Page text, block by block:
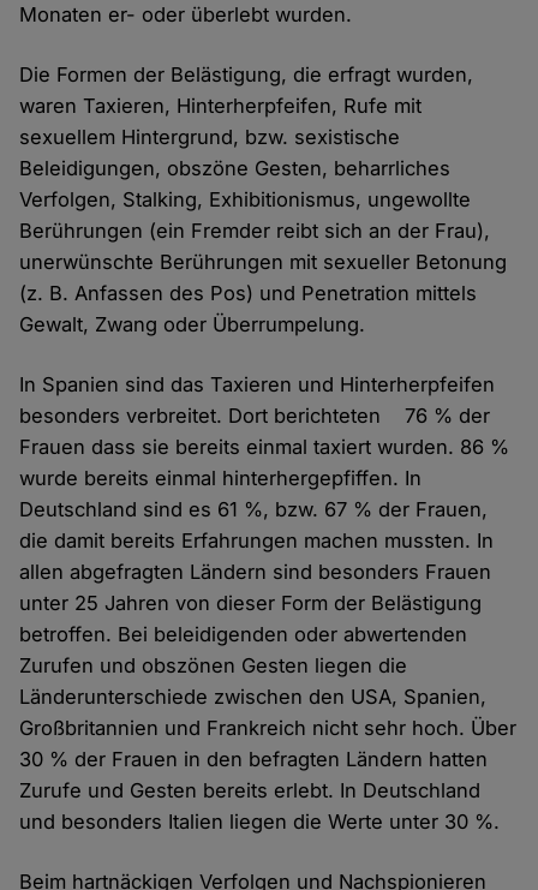
Monaten er- oder überlebt wurden.
Die Formen der Belästigung, die erfragt wurden,
waren Taxieren, Hinterherpfeifen, Rufe mit
sexuellem Hintergrund, bzw. sexistische
Beleidigungen, obszöne Gesten, beharrliches
Verfolgen, Stalking, Exhibitionismus, ungewollte
Berührungen (ein Fremder reibt sich an der Frau),
unerwünschte Berührungen mit sexueller Betonung
(z. B. Anfassen des Pos) und Penetration mittels
Gewalt, Zwang oder Überrumpelung.
In Spanien sind das Taxieren und Hinterherpfeifen
besonders verbreitet. Dort berichteten 76 % der
Frauen dass sie bereits einmal taxiert wurden. 86 %
wurde bereits einmal hinterhergepfiffen. In
Deutschland sind es 61 %, bzw. 67 % der Frauen,
die damit bereits Erfahrungen machen mussten. In
allen abgefragten Ländern sind besonders Frauen
unter 25 Jahren von dieser Form der Belästigung
betroffen. Bei beleidigenden oder abwertenden
Zurufen und obszönen Gesten liegen die
Länderunterschiede zwischen den USA, Spanien,
Großbritannien und Frankreich nicht sehr hoch. Über
30 % der Frauen in den befragten Ländern hatten
Zurufe und Gesten bereits erlebt. In Deutschland
und besonders Italien liegen die Werte unter 30 %.
Beim hartnäckigen Verfolgen und Nachspionieren